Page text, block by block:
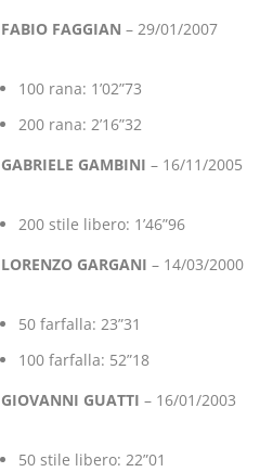
FABIO FAGGIAN – 29/01/2007
100 rana: 1’02”73
200 rana: 2’16”32
GABRIELE GAMBINI – 16/11/2005
200 stile libero: 1’46”96
LORENZO GARGANI – 14/03/2000
50 farfalla: 23”31
100 farfalla: 52”18
GIOVANNI GUATTI – 16/01/2003
50 stile libero: 22”01